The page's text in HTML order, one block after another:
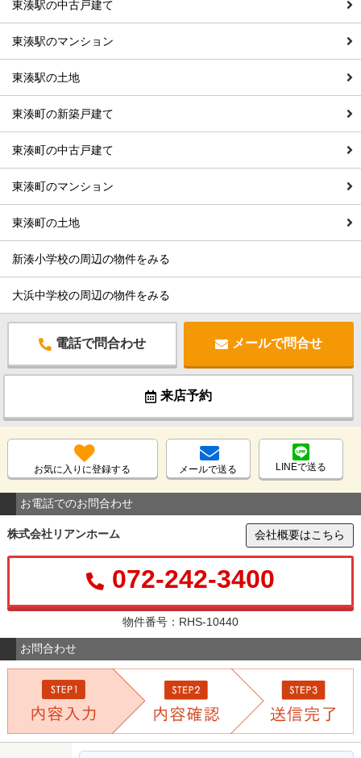
東湊駅の中古戸建て
東湊駅のマンション
東湊駅の土地
東湊町の新築戸建て
東湊町の中古戸建て
東湊町のマンション
東湊町の土地
新湊小学校の周辺の物件をみる
大浜中学校の周辺の物件をみる
電話で問合わせ メールで問合せ
来店予約
お気に入りに登録する メールで送る LINEで送る
お電話でのお問合わせ
株式会社リアンホーム 会社概要はこちら
072-242-3400
物件番号：RHS-10440
お問合わせ